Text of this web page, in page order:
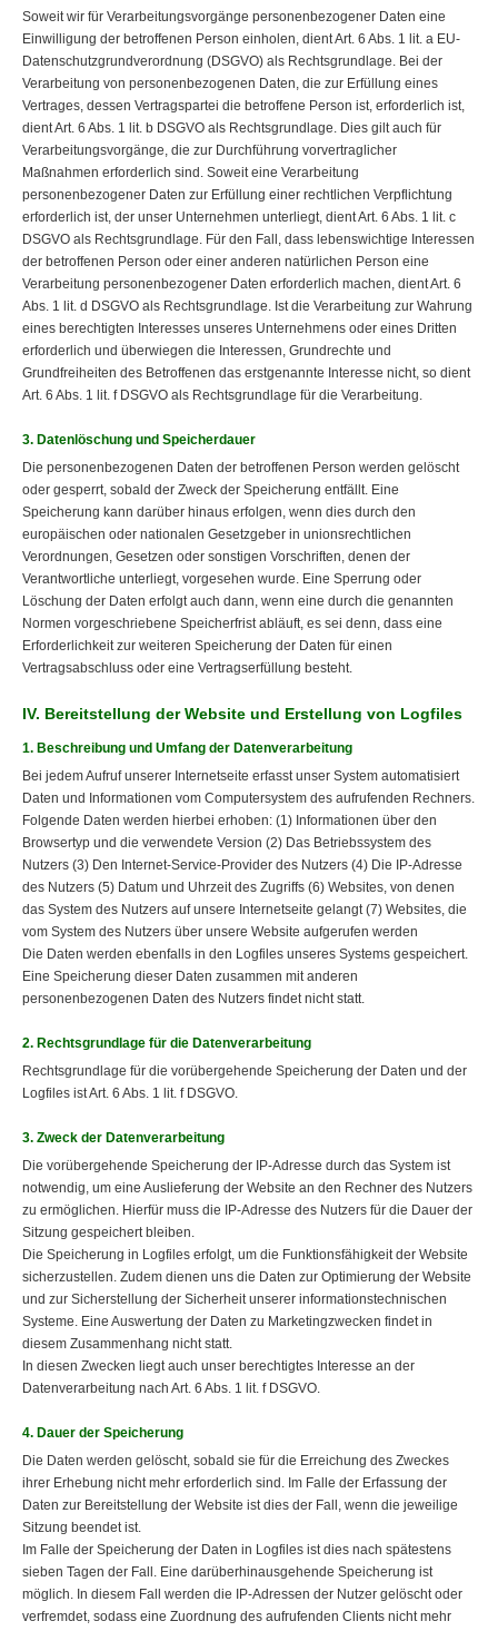
Soweit wir für Verarbeitungsvorgänge personenbezogener Daten eine
Einwilligung der betroffenen Person einholen, dient Art. 6 Abs. 1 lit. a EU-
Datenschutzgrundverordnung (DSGVO) als Rechtsgrundlage. Bei der
Verarbeitung von personenbezogenen Daten, die zur Erfüllung eines
Vertrages, dessen Vertragspartei die betroffene Person ist, erforderlich ist,
dient Art. 6 Abs. 1 lit. b DSGVO als Rechtsgrundlage. Dies gilt auch für
Verarbeitungsvorgänge, die zur Durchführung vorvertraglicher
Maßnahmen erforderlich sind. Soweit eine Verarbeitung
personenbezogener Daten zur Erfüllung einer rechtlichen Verpflichtung
erforderlich ist, der unser Unternehmen unterliegt, dient Art. 6 Abs. 1 lit. c
DSGVO als Rechtsgrundlage. Für den Fall, dass lebenswichtige Interessen
der betroffenen Person oder einer anderen natürlichen Person eine
Verarbeitung personenbezogener Daten erforderlich machen, dient Art. 6
Abs. 1 lit. d DSGVO als Rechtsgrundlage. Ist die Verarbeitung zur Wahrung
eines berechtigten Interesses unseres Unternehmens oder eines Dritten
erforderlich und überwiegen die Interessen, Grundrechte und
Grundfreiheiten des Betroffenen das erstgenannte Interesse nicht, so dient
Art. 6 Abs. 1 lit. f DSGVO als Rechtsgrundlage für die Verarbeitung.
3. Datenlöschung und Speicherdauer
Die personenbezogenen Daten der betroffenen Person werden gelöscht
oder gesperrt, sobald der Zweck der Speicherung entfällt. Eine
Speicherung kann darüber hinaus erfolgen, wenn dies durch den
europäischen oder nationalen Gesetzgeber in unionsrechtlichen
Verordnungen, Gesetzen oder sonstigen Vorschriften, denen der
Verantwortliche unterliegt, vorgesehen wurde. Eine Sperrung oder
Löschung der Daten erfolgt auch dann, wenn eine durch die genannten
Normen vorgeschriebene Speicherfrist abläuft, es sei denn, dass eine
Erforderlichkeit zur weiteren Speicherung der Daten für einen
Vertragsabschluss oder eine Vertragserfüllung besteht.
IV. Bereitstellung der Website und Erstellung von Logfiles
1. Beschreibung und Umfang der Datenverarbeitung
Bei jedem Aufruf unserer Internetseite erfasst unser System automatisiert
Daten und Informationen vom Computersystem des aufrufenden Rechners.
Folgende Daten werden hierbei erhoben: (1) Informationen über den
Browsertyp und die verwendete Version (2) Das Betriebssystem des
Nutzers (3) Den Internet-Service-Provider des Nutzers (4) Die IP-Adresse
des Nutzers (5) Datum und Uhrzeit des Zugriffs (6) Websites, von denen
das System des Nutzers auf unsere Internetseite gelangt (7) Websites, die
vom System des Nutzers über unsere Website aufgerufen werden
Die Daten werden ebenfalls in den Logfiles unseres Systems gespeichert.
Eine Speicherung dieser Daten zusammen mit anderen
personenbezogenen Daten des Nutzers findet nicht statt.
2. Rechtsgrundlage für die Datenverarbeitung
Rechtsgrundlage für die vorübergehende Speicherung der Daten und der
Logfiles ist Art. 6 Abs. 1 lit. f DSGVO.
3. Zweck der Datenverarbeitung
Die vorübergehende Speicherung der IP-Adresse durch das System ist
notwendig, um eine Auslieferung der Website an den Rechner des Nutzers
zu ermöglichen. Hierfür muss die IP-Adresse des Nutzers für die Dauer der
Sitzung gespeichert bleiben.
Die Speicherung in Logfiles erfolgt, um die Funktionsfähigkeit der Website
sicherzustellen. Zudem dienen uns die Daten zur Optimierung der Website
und zur Sicherstellung der Sicherheit unserer informationstechnischen
Systeme. Eine Auswertung der Daten zu Marketingzwecken findet in
diesem Zusammenhang nicht statt.
In diesen Zwecken liegt auch unser berechtigtes Interesse an der
Datenverarbeitung nach Art. 6 Abs. 1 lit. f DSGVO.
4. Dauer der Speicherung
Die Daten werden gelöscht, sobald sie für die Erreichung des Zweckes
ihrer Erhebung nicht mehr erforderlich sind. Im Falle der Erfassung der
Daten zur Bereitstellung der Website ist dies der Fall, wenn die jeweilige
Sitzung beendet ist.
Im Falle der Speicherung der Daten in Logfiles ist dies nach spätestens
sieben Tagen der Fall. Eine darüberhinausgehende Speicherung ist
möglich. In diesem Fall werden die IP-Adressen der Nutzer gelöscht oder
verfremdet, sodass eine Zuordnung des aufrufenden Clients nicht mehr